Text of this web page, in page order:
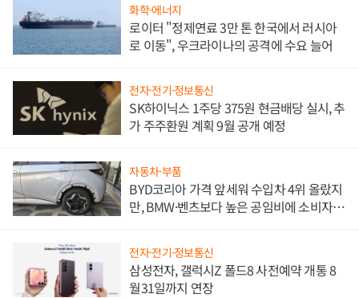
화학·에너지
로이터 "정제연료 3만 톤 한국에서 러시아
로 이동", 우크라이나의 공격에 수요 늘어
전자·전기·정보통신
SK하이닉스 1주당 375원 현금배당 실시, 추
가 주주환원 계획 9월 공개 예정
자동차·부품
BYD코리아 가격 앞세워 수입차 4위 올랐지
만, BMW·벤츠보다 높은 공임비에 소비자
전자·전기·정보통신
삼성전자, 갤럭시Z 폴드8 사전예약 개통 8
월31일까지 연장